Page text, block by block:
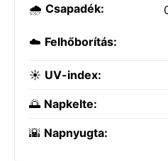
🌧️ Csapadék:
☁️ Felhőborítás:
☀️ UV-index:
🌅 Napkelte:
🌇 Napnyugta: